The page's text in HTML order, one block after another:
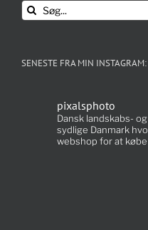
Søg
efter:
SENESTE FRA MIN INSTAGRAM:
pixalsphoto
Dansk landskabs-
sydlige Danmark
webshop for at